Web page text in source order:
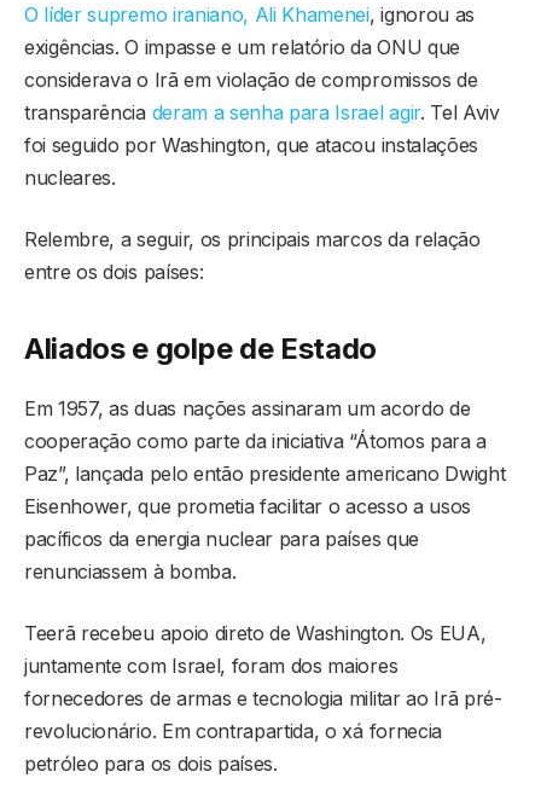
O líder supremo iraniano, Ali Khamenei, ignorou as
exigências. O impasse e um relatório da ONU que
considerava o Irã em violação de compromissos de
transparência deram a senha para Israel agir. Tel Aviv
foi seguido por Washington, que atacou instalações
nucleares.
Relembre, a seguir, os principais marcos da relação
entre os dois países:
Aliados e golpe de Estado
Em 1957, as duas nações assinaram um acordo de
cooperação como parte da iniciativa “Átomos para a
Paz”, lançada pelo então presidente americano Dwight
Eisenhower, que prometia facilitar o acesso a usos
pacíficos da energia nuclear para países que
renunciassem à bomba.
Teerã recebeu apoio direto de Washington. Os EUA,
juntamente com Israel, foram dos maiores
fornecedores de armas e tecnologia militar ao Irã pré-
revolucionário. Em contrapartida, o xá fornecia
petróleo para os dois países.